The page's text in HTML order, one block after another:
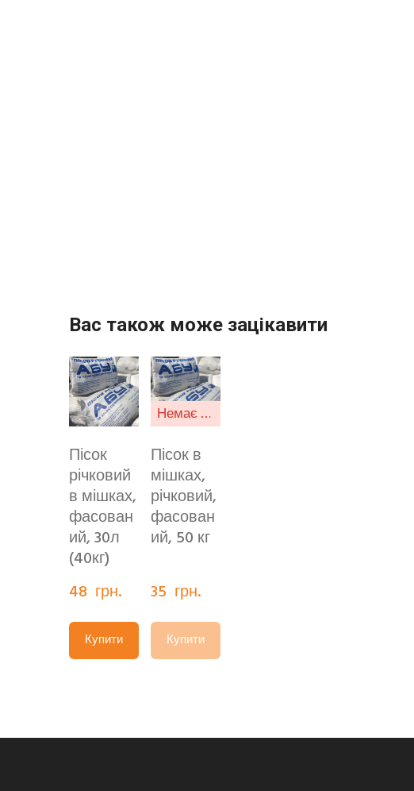
Вас також може зацікавити
Пісок
річковий
в мішках,
фасован
ий, 30л
(40кг)
48  грн.
Купити
Немає в наявності
Пісок в
мішках,
річковий,
фасован
ий, 50 кг
35  грн.
Купити